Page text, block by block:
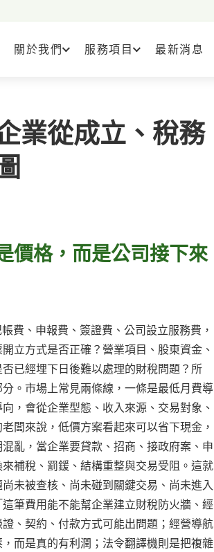
關於我們
服務項目 最新消息
業從成立、稅務
價格，而是公司接下來
費、申報費、簽證費、公司設立服務費，
立方式是否正確？營業項目、股東資金、
已經埋下日後難以處理的財稅問題？所
。市場上常見兩條線，一條是最低月費導
，會從企業型態、收入來源、交易對象、
闆來說，低價方案看起來可以省下現金，
亂，當企業要貸款、招商、接政府案、申
補稅、罰鍰、結構重整與交易受阻。這就
未被查核、尚未碰到關鍵交易、尚未進入
筆費用能不能幫企業建立財稅防火牆、經
、契約、付款方式可能出問題；經營導航
而是真的有利潤；法令翻譯機則是把複雜